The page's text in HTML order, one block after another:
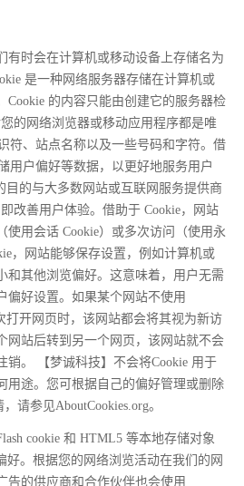
有时会在计算机或移动设备上存储名为
是一种网络服务器存储在计算机或
Cookie 的内容只能由创建它的服务器检
的网络浏览器或移动应用程序都是唯
符、站点名称以及一些号码和字符。借
用户偏好等数据，以更好地服务用户
目的与大多数网站或互联网服务提供商
改善用户体验。借助于 Cookie，网站
使用会话 Cookie）或多次访问（使用永
，网站能够保存设置，例如计算机或
和其他浏览偏好。这意味着，用户无需
偏好设置。如果某个网站不使用
打开网页时，该网站都会将其视为新访
网站后转到另一个网页，该网站就不会
销。 【梦诚科技】不会将Cookie 用于
用途。您可根据自己的偏好管理或删除
请参见AboutCookies.org。
cookie 和 HTML5 等本地存储对象
好。根据您的网络浏览活动在我们的网
告的供应商和合作伙伴也会使用